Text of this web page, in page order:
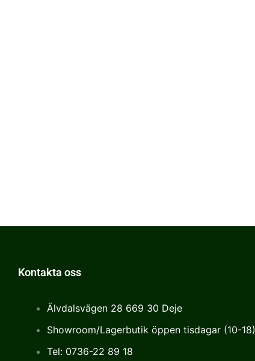
Kontakta oss
Älvdalsvägen 28 669 30 Deje
Showroom/Lagerbutik öppen tisdagar (10-18)
Tel: 0736-22 89 18